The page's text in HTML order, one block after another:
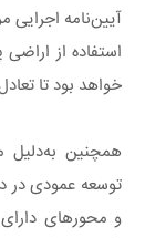
آیین‌نامه
استفاده از
خواهد بود تا
همچنین به‌دلیل
توسعه عمودی در
و محورهای دارای